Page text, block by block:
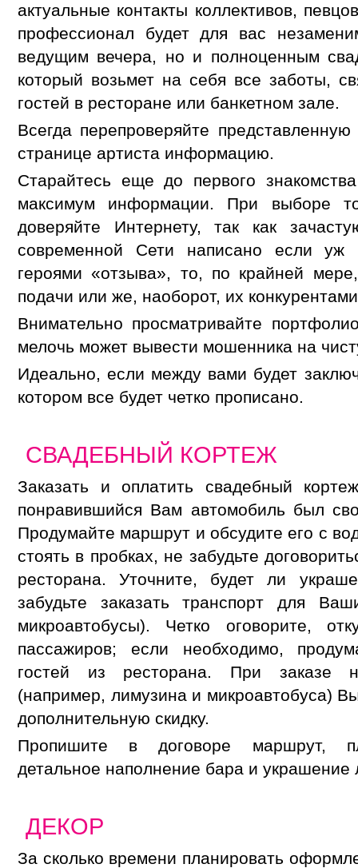
актуальные контакты коллективов,
профессионал будет для вас
ведущим вечера, но и полноценным
который возьмет на себя все заботы,
гостей в ресторане или банкетном зале.
Всегда перепроверяйте
странице артиста информацию.
Старайтесь еще до первого
максимум информации. При выборе
доверяйте Интернету, так как
современной Сети написано если
героями «отзыва», то, по крайней
подачи или же, наоборот, их
Внимательно просматривайте
мелочь может вывести мошенника на
Идеально, если между вами будет
котором все будет четко прописано.
СВАДЕБНЫЙ КОРТЕЖ
Заказать и оплатить свадебный
понравившийся Вам автомобиль был
Продумайте маршрут и обсудите его с
стоять в пробках, не забудьте
ресторана. Уточните, будет ли
забудьте заказать транспорт для
микроавтобусы). Четко оговорите,
пассажиров; если необходимо,
гостей из ресторана. При заказе
(например, лимузина и микроавтобуса)
дополнительную скидку.
Пропишите в договоре маршрут,
детальное наполнение бара и украшение
ДЕКОР
За сколько времени планировать